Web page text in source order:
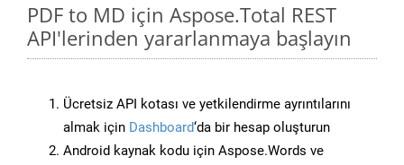
PDF to MD için Aspose.Total REST
API'lerinden yararlanmaya başlayın
Ücretsiz API kotası ve yetkilendirme ayrıntılarını
almak için Dashboard‘da bir hesap oluşturun
Android kaynak kodu için Aspose.Words ve